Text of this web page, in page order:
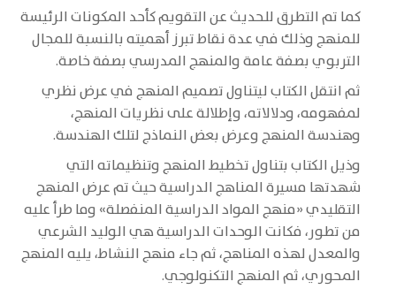
كما تم التطرق للحديث عن التقويم كأحد المكونات الرئيسة
للمنهج وذلك في عدة نقاط تبرز أهميته بالنسبة للمجال
التربوي بصفة عامة والمنهج المدرسي بصفة خاصة.
ثم انتقل الكتاب ليتناول تصميم المنهج في عرض نظري
لمفهومه، ودلالاته، وإطلالة على نظريات المنهج،
وهندسة المنهج وعرض بعض النماذج لتلك الهندسة.
وذيل الكتاب بتناول تخطيط المنهج وتنظيماته التي
شهدتها مسيرة المناهج الدراسية حيث تم عرض المنهج
التقليدي «منهج المواد الدراسية المنفصلة» وما طرأ عليه
من تطور، فكانت الوحدات الدراسية هي الوليد الشرعي
والمعدل لهذه المناهج، ثم جاء منهج النشاط، يليه المنهج
المحوري، ثم المنهج التكنولوجي.